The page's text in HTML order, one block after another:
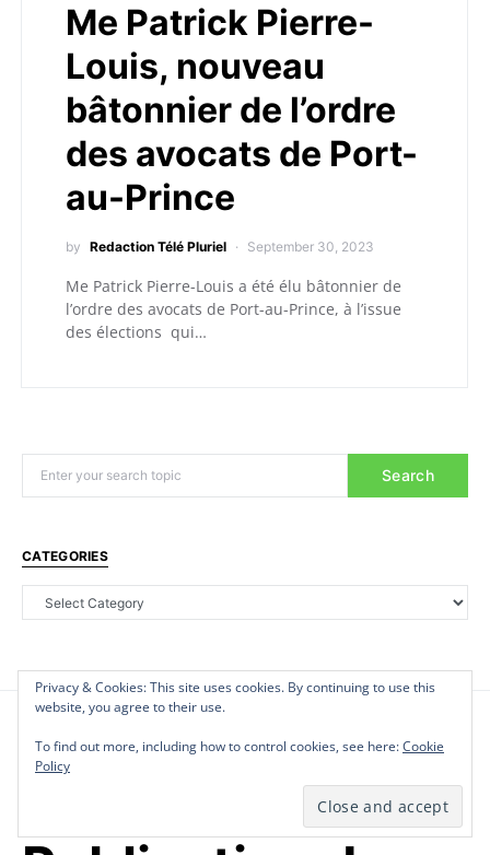
Me Patrick Pierre-
Louis, nouveau
bâtonnier de l’ordre
des avocats de Port-
au-Prince
by Redaction Télé Pluriel September 30, 2023
Me Patrick Pierre-Louis a été élu bâtonnier de
l’ordre des avocats de Port-au-Prince, à l’issue
des élections qui…
Search
CATEGORIES
Privacy & Cookies: This site uses cookies. By continuing to use this
website, you agree to their use.
To find out more, including how to control cookies, see here:Cookie
Policy
P
Privacy & Cookies: This site uses cookies. By continuing to use this
website, you agree to their use.
To find out more, including how to control cookies, see here:Cookie
Policy
Privacy & Cookies: This site uses cookies. By continuing to use this
website, you agree to their use.
To find out more, including how to control cookies, see here:Cookie
Policy